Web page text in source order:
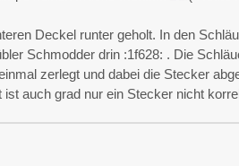
Deckel runter geholt. In den
Schmodder drin :1f628: . Die
zerlegt und dabei die Stecker
ist auch grad nur ein Stecker nicht